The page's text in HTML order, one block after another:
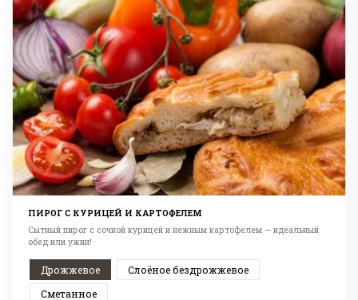
ПИРОГ С КУРИЦЕЙ И КАРТОФЕЛЕМ
Сытный пирог с сочной курицей и нежным картофелем — идеальный
обед или ужин!
Дрожжевое
Слоёное бездрожжевое
Сметанное